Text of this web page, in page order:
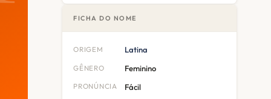
FICHA DO NOME
ORIGEM Latina
GÊNERO Feminino
PRONÚNCIA Fácil